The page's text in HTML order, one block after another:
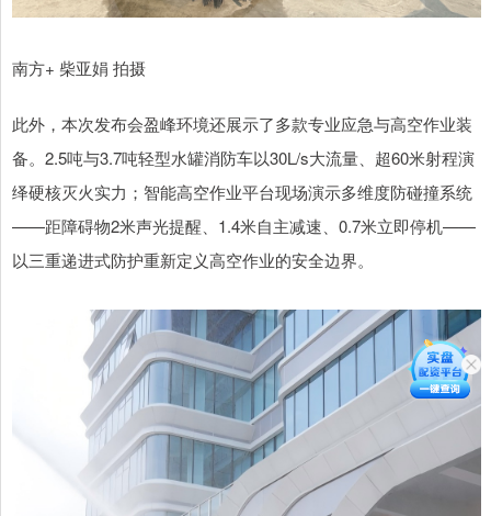
南方+ 柴亚娟 拍摄
此外，本次发布会盈峰环境还展示了多款专业应急与高空作业装
备。2.5吨与3.7吨轻型水罐消防车以30L/s大流量、超60米射程演
绎硬核灭火实力；智能高空作业平台现场演示多维度防碰撞系统
——距障碍物2米声光提醒、1.4米自主减速、0.7米立即停机——
以三重递进式防护重新定义高空作业的安全边界。